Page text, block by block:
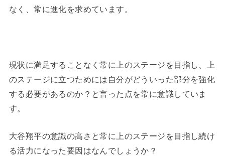
なく、常に進化を求めています。
現状に満足することなく常に上のステージを目指し、上
のステージに立つためには自分がどういった部分を強化
する必要があるのか？と言った点を常に意識していま
す。
大谷翔平の意識の高さと常に上のステージを目指し続け
る活力になった要因はなんでしょうか？